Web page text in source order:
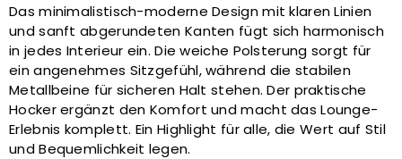
Das minimalistisch-moderne Design mit klaren Linien
und sanft abgerundeten Kanten fügt sich harmonisch
in jedes Interieur ein. Die weiche Polsterung sorgt für
ein angenehmes Sitzgefühl, während die stabilen
Metallbeine für sicheren Halt stehen. Der praktische
Hocker ergänzt den Komfort und macht das Lounge-
Erlebnis komplett. Ein Highlight für alle, die Wert auf Stil
und Bequemlichkeit legen.